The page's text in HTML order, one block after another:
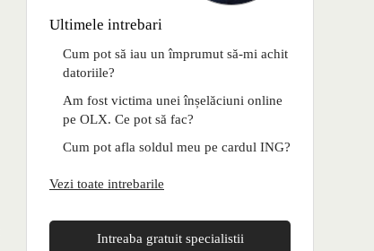
Ultimele intrebari
Cum pot să iau un împrumut să-mi achit
datoriile?
Am fost victima unei înșelăciuni online
pe OLX. Ce pot să fac?
Cum pot afla soldul meu pe cardul ING?
Vezi toate intrebarile
Intreaba gratuit specialistii